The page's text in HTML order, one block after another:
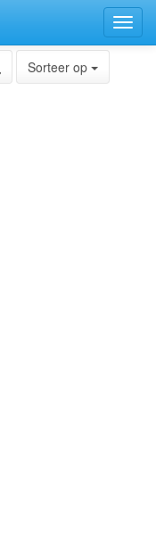
Sorteer op